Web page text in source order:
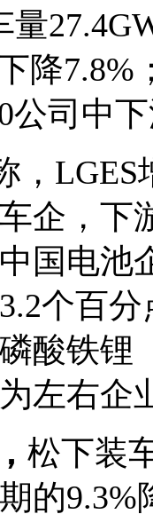
量
降
公司中
，
企，下
国电池
个百
酸铁锂
左右企
松下装
的